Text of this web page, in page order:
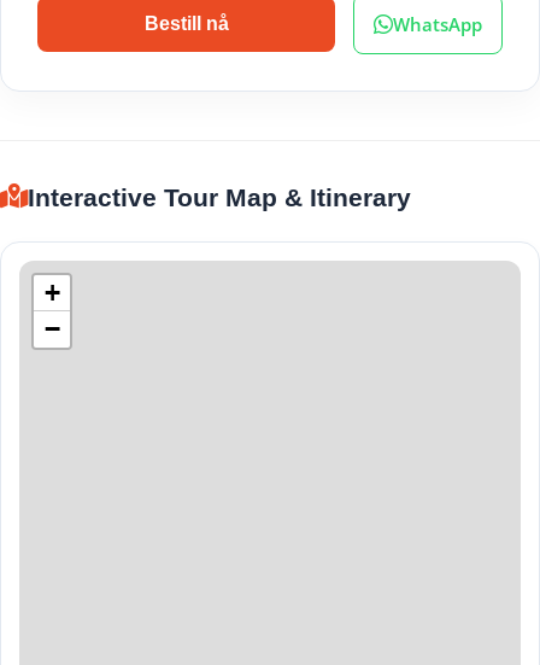
Bestill nå WhatsApp
Interactive Tour Map & Itinerary
+
−